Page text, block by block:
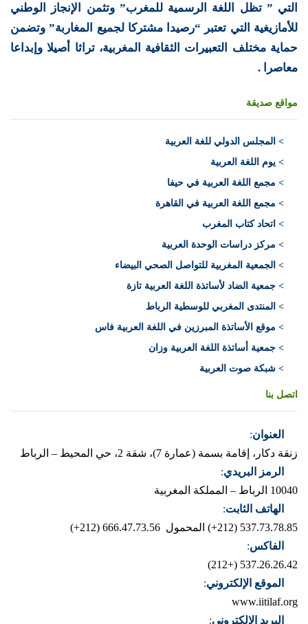
التي ” تظل اللغة الرسمية للمغرب” وتثمن الإنجاز الوطني
للأمازيغية التي تعتبر “رصيدا مشتركا لجميع المغاربة” وتضمن
حماية مختلف التعبيرات الثقافية المغربية، تراثا أصيلا وإبداعا
معاصرا .
مواقع صديقة
> المجلس الدولي للغة العربية
> يوم اللغة العربية
> مجمع اللغة العربية في حيفا
> مجمع اللغة العربية في القاهرة
> اتحاد كتاب المغرب
> مركز دراسات الوحدة العربية
> الجمعية المغربية للتواصل الصحي البيضاء
> جمعية الضاد لأساتذة اللغة العربية تازة
> المنتدى المغربي للوسطية الرباط
> موقع الأساتذة المبرزين في اللغة العربية فاس
> جمعية أساتذة اللغة العربية وزان
> شبكة صوت العربية
اتصل بنا
العنوان:
زنقة دكار، إقامة بسمة (عمارة 7)، شقة 2، حي المحيط – الرباط
الرمز البريدي:
10040 الرباط – المملكة المغربية
الهاتف الثابت:
537.73.78.85 (212+)
المحمول 666.47.73.56 (212+)
الفاكس:
537.26.26.42 (+212)
الموقع الإلكتروني:
www.iitilaf.org
البريد الإلكتروني: